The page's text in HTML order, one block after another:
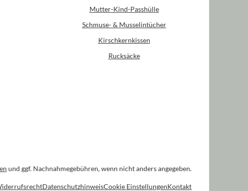
Mutter-Kind-Passhülle
Schmuse- & Musselintücher
Kirschkernkissen
Rucksäcke
und ggf. Nachnahmegebühren, wenn nicht anders angegeben.
DatenschutzhinweisCookie EinstellungenKontakt